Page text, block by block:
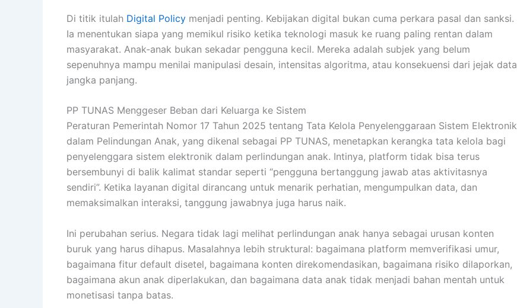
Di titik itulah Digital Policy menjadi penting. Kebijakan digital bukan cuma perkara pasal dan sanksi.
Ia menentukan siapa yang memikul risiko ketika teknologi masuk ke ruang paling rentan dalam
masyarakat. Anak-anak bukan sekadar pengguna kecil. Mereka adalah subjek yang belum
sepenuhnya mampu menilai manipulasi desain, intensitas algoritma, atau konsekuensi dari jejak data
jangka panjang.
PP TUNAS Menggeser Beban dari Keluarga ke Sistem
Peraturan Pemerintah Nomor 17 Tahun 2025 tentang Tata Kelola Penyelenggaraan Sistem Elektronik
dalam Pelindungan Anak, yang dikenal sebagai PP TUNAS, menetapkan kerangka tata kelola bagi
penyelenggara sistem elektronik dalam perlindungan anak. Intinya, platform tidak bisa terus
bersembunyi di balik kalimat standar seperti “pengguna bertanggung jawab atas aktivitasnya
sendiri”. Ketika layanan digital dirancang untuk menarik perhatian, mengumpulkan data, dan
memaksimalkan interaksi, tanggung jawabnya juga harus naik.
Ini perubahan serius. Negara tidak lagi melihat perlindungan anak hanya sebagai urusan konten
buruk yang harus dihapus. Masalahnya lebih struktural: bagaimana platform memverifikasi umur,
bagaimana fitur default disetel, bagaimana konten direkomendasikan, bagaimana risiko dilaporkan,
bagaimana akun anak diperlakukan, dan bagaimana data anak tidak menjadi bahan mentah untuk
monetisasi tanpa batas.